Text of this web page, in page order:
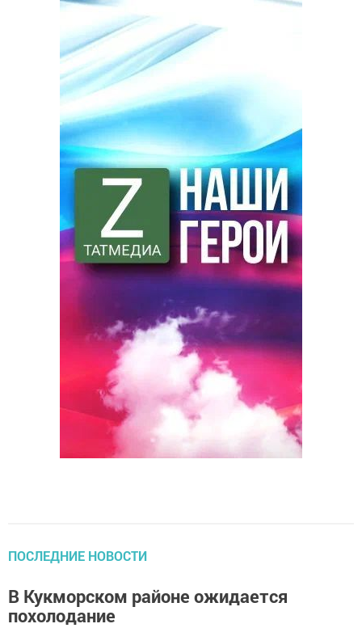
ПОСЛЕДНИЕ НОВОСТИ
В Кукморском районе ожидается
похолодание